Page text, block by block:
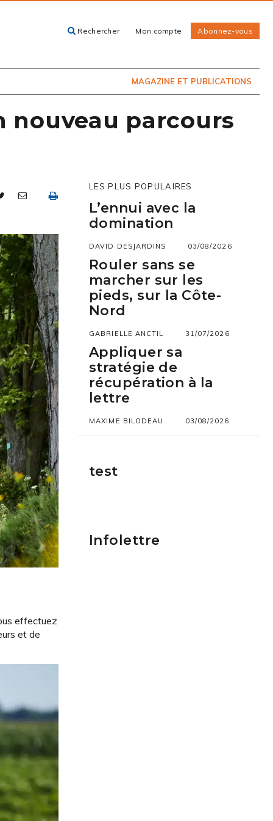
Rechercher Mon compte Abonnez-vous
MAGAZINE ET PUBLICATIONS
EN KIOSQUE
nouveau parcours
effectuez
et de
LES PLUS POPULAIRES
L’ennui avec la
domination
DAVID DESJARDINS 03/08/2026
Rouler sans se
marcher sur les
pieds, sur la Côte-
Nord
GABRIELLE ANCTIL 31/07/2026
Appliquer sa
stratégie de
récupération à la
lettre
MAXIME BILODEAU 03/08/2026
test
Infolettre